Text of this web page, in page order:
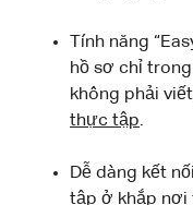
Tính năng
hồ sơ chỉ
không phải viết
thực tập.
Dễ dàng kết
tập ở khắp nơi